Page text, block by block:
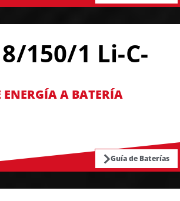
150/1 Li-C-
ENERGÍA A BATERÍA
Guía de Baterías